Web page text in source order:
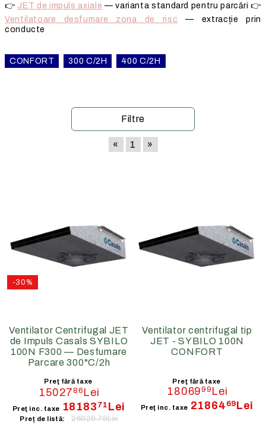
👉 JET de impuls axiale — varianta standard pentru parcări 👉
Ventilatoare desfumare zona de risc — extracție prin
conducte
CONFORT 300 C/2H 400 C/2H
Filtre
« 1 »
-30%
Ventilator Centrifugal JET
de Impuls Casals SYBILO
100N F300 — Desfumare
Parcare 300°C/2h
Preţ fără taxe
1502786 Lei
Preţ inc. taxe 18183 71 Lei
Preț de listă: 26029.79Lei
Ventilator centrifugal tip
JET - SYBILO 100N
CONFORT
Preţ fără taxe
1806999 Lei
Preţ inc. taxe 21864 69Lei